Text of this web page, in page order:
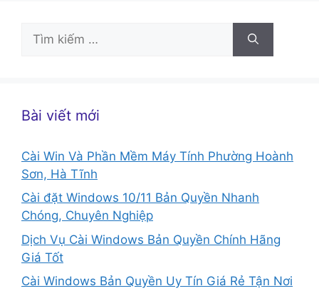
Tìm
kiếm
Bài viết mới
Cài Win Và Phần Mềm Máy Tính Phường Hoành
Sơn, Hà Tĩnh
Cài đặt Windows 10/11 Bản Quyền Nhanh
Chóng, Chuyên Nghiệp
Dịch Vụ Cài Windows Bản Quyền Chính Hãng
Giá Tốt
Cài Windows Bản Quyền Uy Tín Giá Rẻ Tận Nơi